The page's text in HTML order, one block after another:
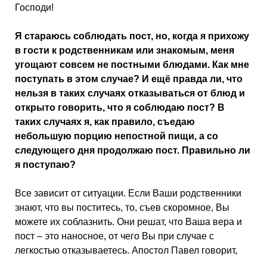
Господи!
Я стараюсь соблюдать пост, но, когда я прихожу
в гости к родственникам или знакомым, меня
угощают совсем не постными блюдами. Как мне
поступать в этом случае? И ещё правда ли, что
нельзя в таких случаях отказываться от блюд и
открыто говорить, что я соблюдаю пост? В
таких случаях я, как правило, съедаю
небольшую порцию непостной пищи, а со
следующего дня продолжаю пост. Правильно ли
я поступаю?
Все зависит от ситуации. Если Ваши родственники
знают, что вы поститесь, то, съев скоромное, Вы
можете их соблазнить. Они решат, что Ваша вера и
пост – это наносное, от чего Вы при случае с
легкостью отказываетесь. Апостол Павел говорит,